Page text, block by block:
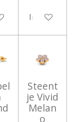
In
Steent
je Vivid
Melan
o